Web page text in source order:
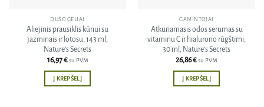
DUŠO GELIAI
Aliejinis prausiklis kūnui su
jazminais ir lotosu, 143 ml,
Nature’s Secrets
16,97€ su PVM
Į KREPŠELĮ
GAMINTOJAI
Atkuriamasis odos serumas su
vitaminu C ir hialurono rūgštimi,
30 ml, Nature’s Secrets
26,86€su PVM
Į KREPŠELĮ